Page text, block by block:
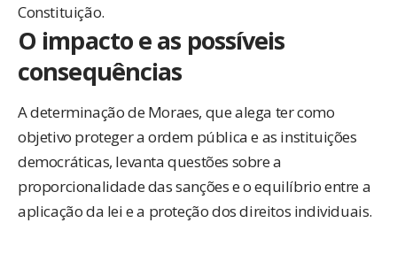
Constituição.
O impacto e as possíveis
consequências
A determinação de Moraes, que alega ter como
objetivo proteger a ordem pública e as instituições
democráticas, levanta questões sobre a
proporcionalidade das sanções e o equilíbrio entre a
aplicação da lei e a proteção dos direitos individuais.